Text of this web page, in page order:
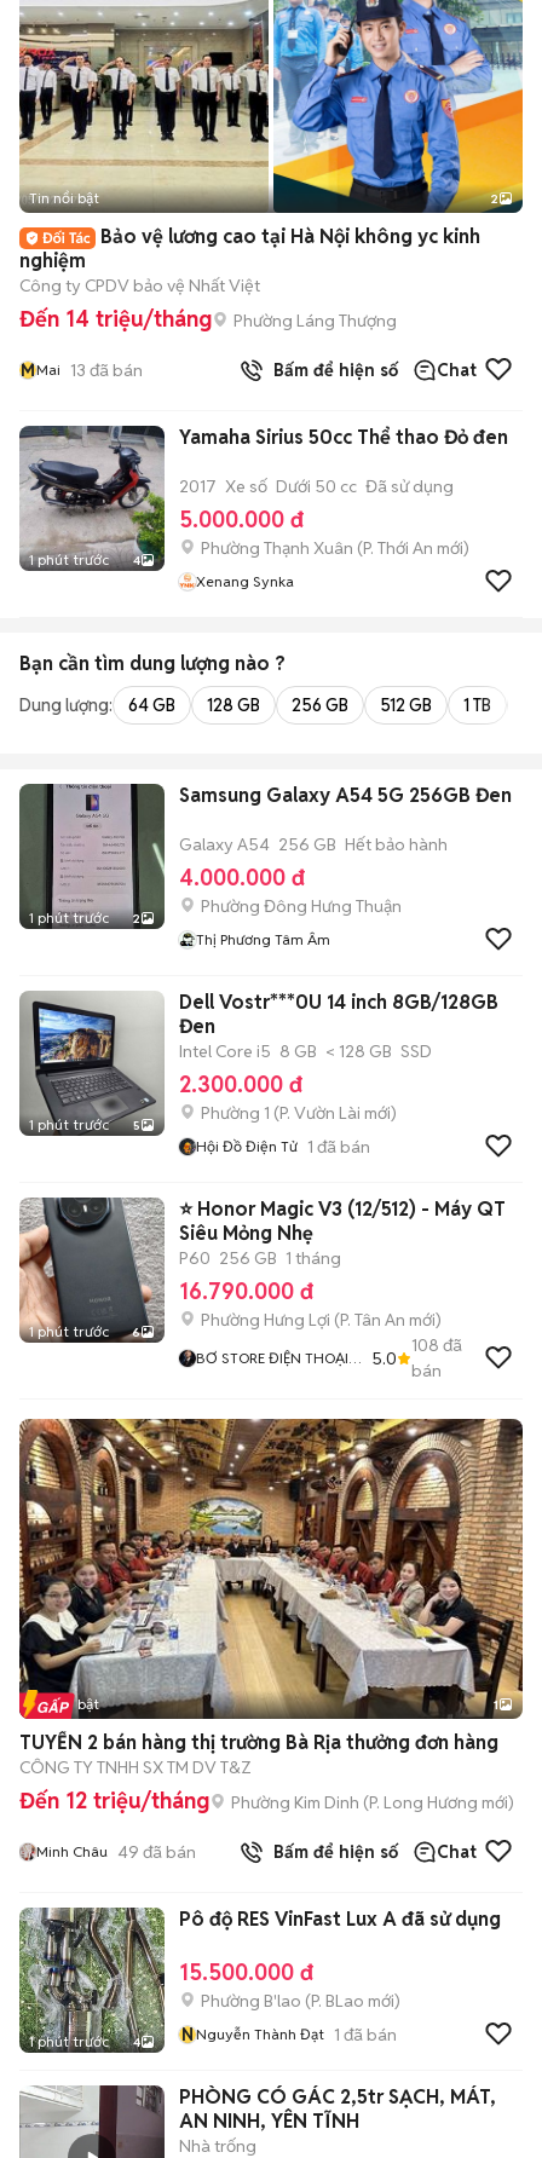
Tin nổi bật 2
Bảo vệ lương cao tại Hà Nội không yc kinh
nghiệm
Công ty CPDV bảo vệ Nhất Việt
Đến 14 triệu/tháng Phường Láng Thượng
MMai 13 đã bán Bấm để hiện số Chat
1 phút trước 4
Yamaha Sirius 50cc Thể thao Đỏ đen
2017 Xe số Dưới 50 cc Đã sử dụng
5.000.000 đ
Phường Thạnh Xuân (P. Thới An mới)
Xenang Synka
Bạn cần tìm dung lượng nào ?
Dung lượng: 64 GB 128 GB 256 GB 512 GB 1 TB
1 phút trước 2
Samsung Galaxy A54 5G 256GB Đen
Galaxy A54 256 GB Hết bảo hành
4.000.000 đ
Phường Đông Hưng Thuận
Thị Phương Tâm Âm
1 phút trước 5
Dell Vostr***0U 14 inch 8GB/128GB
Đen
Intel Core i5 8 GB < 128 GB SSD
2.300.000 đ
Phường 1 (P. Vườn Lài mới)
Hội Đồ Điện Tử 1 đã bán
1 phút trước 6
⭐ Honor Magic V3 (12/512) - Máy QT
Siêu Mỏng Nhẹ
P60 256 GB 1 tháng
16.790.000 đ
Phường Hưng Lợi (P. Tân An mới)
BƠ STORE ĐIỆN THOẠI
5.0
108 đã
bán
Tin nổi bật 1
TUYỂN 2 bán hàng thị trường Bà Rịa thưởng đơn hàng
CÔNG TY TNHH SX TM DV T&Z
Đến 12 triệu/tháng Phường Kim Dinh (P. Long Hương mới)
Minh Châu 49 đã bán Bấm để hiện số Chat
1 phút trước 4
Pô độ RES VinFast Lux A đã sử dụng
15.500.000 đ
Phường B'lao (P. BLao mới)
NNguyễn Thành Đạt 1 đã bán
PHÒNG CÓ GÁC 2,5tr SẠCH, MÁT,
AN NINH, YÊN TĨNH
Nhà trống